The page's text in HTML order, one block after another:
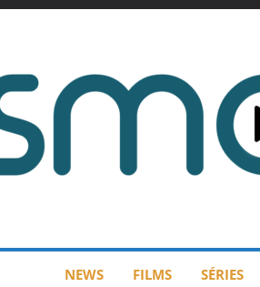
NEWS FILMS SÉRIES